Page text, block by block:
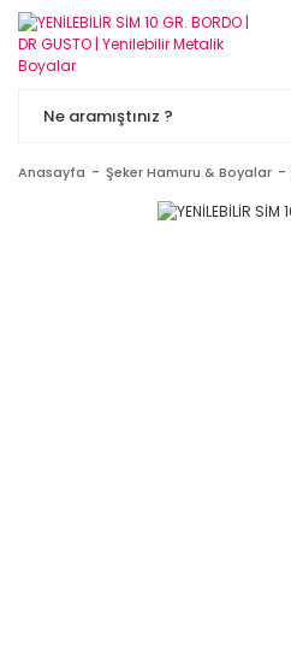
Anasayfa Şeker Hamuru & Boyalar